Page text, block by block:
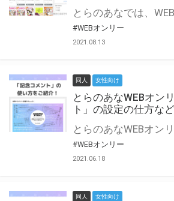
#WEBオンリー
2021.08.13
同人 女性向け
とらのあなWEBオン
ト」の設定の仕方な
#WEBオンリー
2021.06.18
同人 女性向け